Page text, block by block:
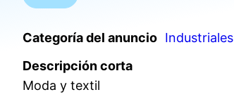
Categoría del anuncio Industriales
Descripción corta
Moda y textil